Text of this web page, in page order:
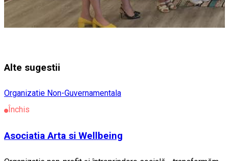
Alte sugestii
Organizatie Non-Guvernamentala
Închis
Asociatia Arta si Wellbeing